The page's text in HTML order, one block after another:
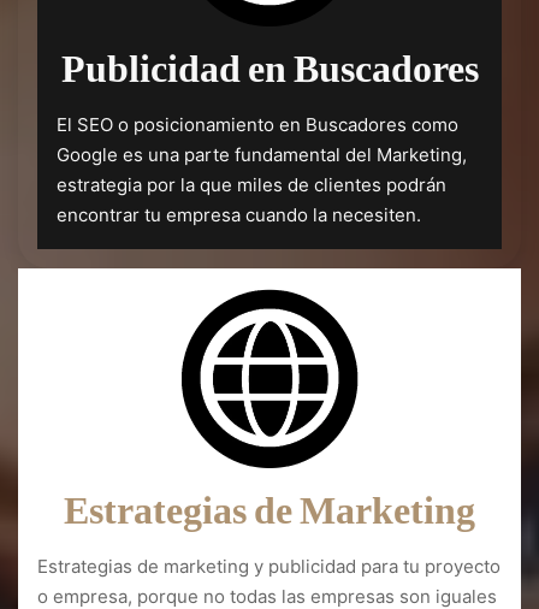
Publicidad en Buscadores
El SEO o posicionamiento en Buscadores como
Google es una parte fundamental del Marketing,
estrategia por la que miles de clientes podrán
encontrar tu empresa cuando la necesiten.
Estrategias de Marketing
Estrategias de marketing y publicidad para tu proyecto
o empresa, porque no todas las empresas son iguales